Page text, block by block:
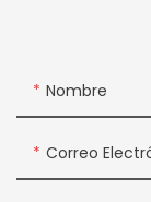
Nombre
Correo